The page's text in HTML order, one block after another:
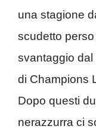
una stagione
scudetto
svantaggio dal
di Champions
Dopo questi
nerazzurra ci